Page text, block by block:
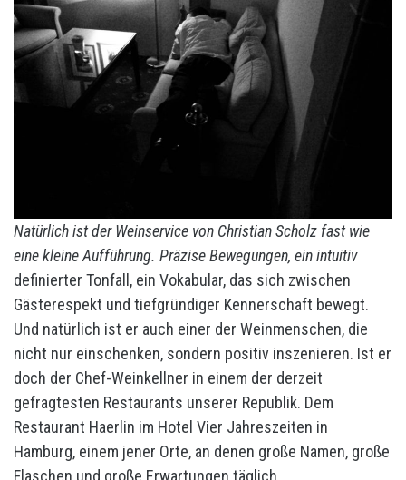
Natürlich ist der Weinservice von Christian Scholz fast wie
eine kleine Aufführung. Präzise Bewegungen, ein intuitiv
definierter Tonfall, ein Vokabular, das sich zwischen
Gästerespekt und tiefgründiger Kennerschaft bewegt.
Und natürlich ist er auch einer der Weinmenschen, die
nicht nur einschenken, sondern positiv inszenieren. Ist er
doch der Chef-Weinkellner in einem der derzeit
gefragtesten Restaurants unserer Republik. Dem
Restaurant Haerlin im Hotel Vier Jahreszeiten in
Hamburg, einem jener Orte, an denen große Namen, große
Flaschen und große Erwartungen täglich